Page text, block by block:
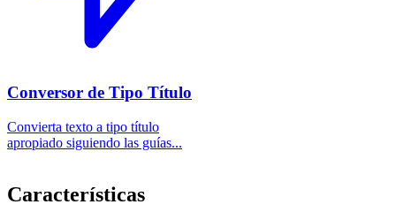
Conversor de Tipo Título
Convierta texto a tipo título
apropiado siguiendo las guías...
Características